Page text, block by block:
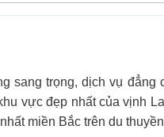
trọng, dịch vụ đẳng
vực đẹp nhất của vịnh
miền Bắc trên du